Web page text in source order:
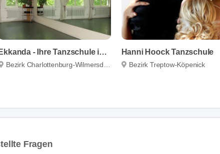
Ekkanda - Ihre Tanzschule in Wilmersdorf
Bezirk Charlottenburg-Wilmersdorf
Hanni Hoock Tanzschule
Bezirk Treptow-Köpenick
Fragen